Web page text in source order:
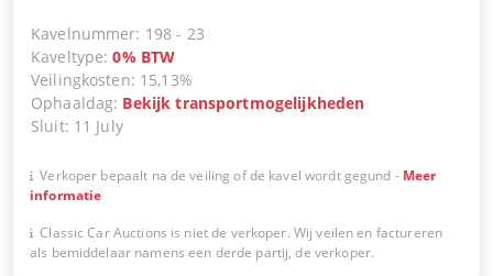
Kavelnummer: 198 - 23
Kaveltype:0% BTW
Veilingkosten: 15,13%
Ophaaldag: Bekijk transportmogelijkheden
Sluit: 11 July
Verkoper bepaalt na de veiling of de kavel wordt gegund - Meer
informatie
Classic Car Auctions is niet de verkoper. Wij veilen en factureren
als bemiddelaar namens een derde partij, de verkoper.